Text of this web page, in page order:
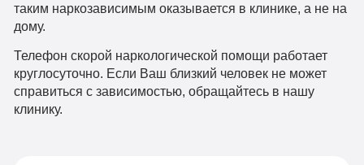
таким наркозависимым оказывается в клинике, а не на
дому.
Телефон скорой наркологической помощи работает
круглосуточно. Если Ваш близкий человек не может
справиться с зависимостью, обращайтесь в нашу
клинику.